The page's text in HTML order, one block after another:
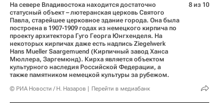
На севере Владивостока находится достаточно
статусный объект – лютеранская церковь Святого
Павла, старейшее церковное здание города. Она была
построена в 1907-1909 годах из немецкого кирпича по
проекту архитектора Гуго Георга Юнгхенделя. На
некоторых кирпичах даже есть надпись Ziegelwerk
Hans Mueller Saargemuend (Кирпичный завод Ханса
Мюллера, Заргемюнд). Кирха является объектом
культурного наследия Российской Федерации, а
также памятником немецкой культуры за рубежом.
© РИА Новости / Н. Назаров Перейти в медиабанк
8 из 10